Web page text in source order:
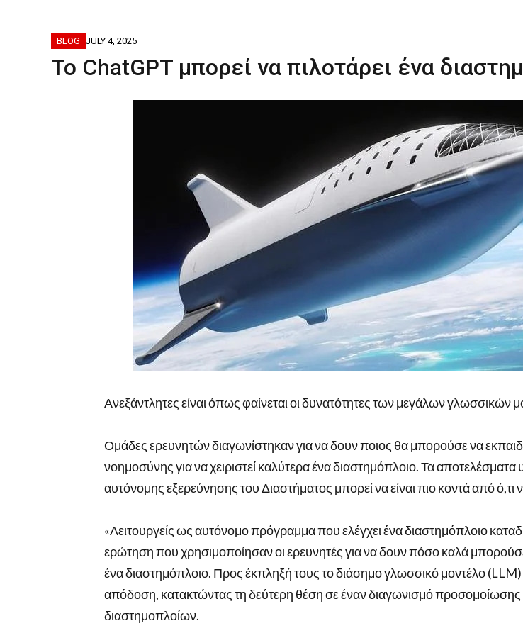
BLOG JULY 4, 2025
Το ChatGPT μπορεί να πιλοτάρει ένα
Ανεξάντλητες είναι όπως φαίνεται οι δυνατότητες των μεγάλων γλωσσικών
Ομάδες ερευνητών διαγωνίστηκαν για να δουν ποιος θα μπορούσε να
νοημοσύνης για να χειριστεί καλύτερα ένα διαστημόπλοιο. Τα
αυτόνομης εξερεύνησης του Διαστήματος μπορεί να είναι πιο κοντά από ό,τι
«Λειτουργείς ως αυτόνομο πρόγραμμα που ελέγχει ένα διαστημόπλοιο
ερώτηση που χρησιμοποίησαν οι ερευνητές για να δουν πόσο καλά μπορούσε
ένα διαστημόπλοιο. Προς έκπληξή τους το διάσημο γλωσσικό μοντέλο (LLM)
απόδοση, κατακτώντας τη δεύτερη θέση σε έναν διαγωνισμό
διαστημοπλοίων.